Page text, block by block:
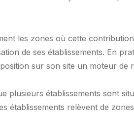
les zones où cette
de ses établissements. En
sur son site un moteur
plusieurs établissements sont
établissements relèvent de